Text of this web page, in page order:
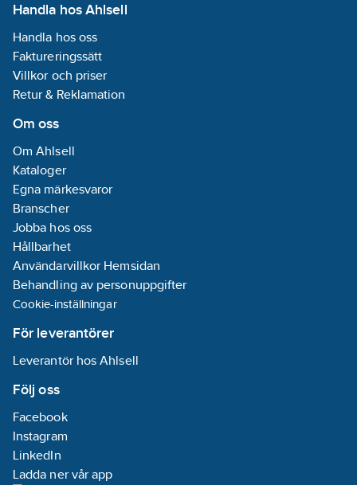
Handla hos Ahlsell
Handla hos oss
Faktureringssätt
Villkor och priser
Retur & Reklamation
Om oss
Om Ahlsell
Kataloger
Egna märkesvaror
Branscher
Jobba hos oss
Hållbarhet
Användarvillkor Hemsidan
Behandling av personuppgifter
Cookie-inställningar
För leverantörer
Leverantör hos Ahlsell
Följ oss
Facebook
Instagram
LinkedIn
Ladda ner vår app